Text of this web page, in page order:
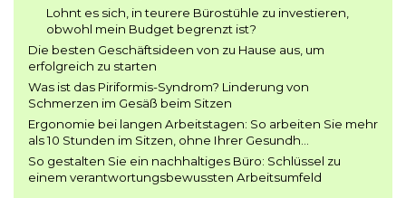
Lohnt es sich, in teurere Bürostühle zu investieren,
obwohl mein Budget begrenzt ist?
Die besten Geschäftsideen von zu Hause aus, um
erfolgreich zu starten
Was ist das Piriformis-Syndrom? Linderung von
Schmerzen im Gesäß beim Sitzen
Ergonomie bei langen Arbeitstagen: So arbeiten Sie mehr
als 10 Stunden im Sitzen, ohne Ihrer Gesundh...
So gestalten Sie ein nachhaltiges Büro: Schlüssel zu
einem verantwortungsbewussten Arbeitsumfeld